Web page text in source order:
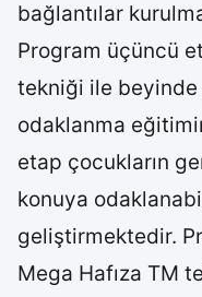
bağlantılar
Program üçüncü
tekniği ile
odaklanma
etap çocukların
konuya
geliştirmektedir.
Mega Hafıza TM